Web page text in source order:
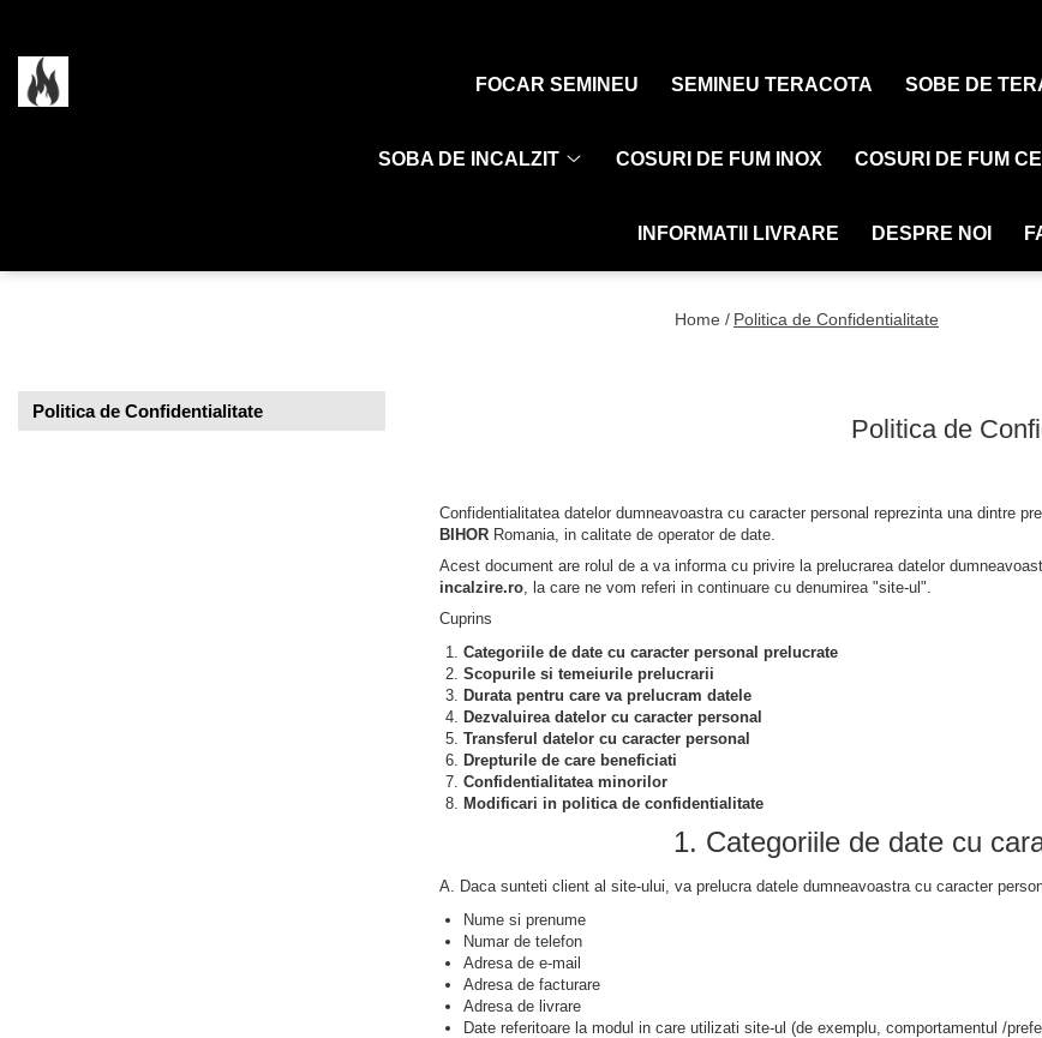
Soba de Incalzit FOCAR SEMINEU SEMINEU TERACOTA SOBE DE
SOBA DE INCALZIT COSURI DE FUM INOX COSURI DE FUM
INFORMATII LIVRARE DESPRE NOI
Home / Politica de Confidentialitate
Politica de
Confidentialitatea datelor dumneavoastra cu caracter personal reprezinta una dintre
BIHOR Romania, in calitate de operator de date.
Acest document are rolul de a va informa cu privire la prelucrarea datelor
incalzire.ro, la care ne vom referi in continuare cu denumirea "site-ul".
Cuprins
Categoriile de date cu caracter personal prelucrate
Scopurile si temeiurile prelucrarii
Durata pentru care va prelucram datele
Dezvaluirea datelor cu caracter personal
Transferul datelor cu caracter personal
Drepturile de care beneficiati
Confidentialitatea minorilor
Modificari in politica de confidentialitate
1. Categoriile de date cu
A. Daca sunteti client al site-ului, va prelucra datele dumneavoastra cu caracter
Nume si prenume
Numar de telefon
Adresa de e-mail
Adresa de facturare
Adresa de livrare
Date referitoare la modul in care utilizati site-ul (de exemplu, comportamentul /
Politica de Confidentialitate